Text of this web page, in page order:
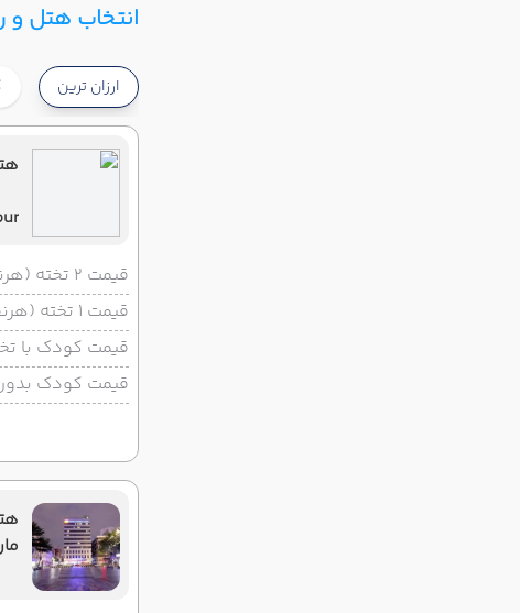
انتخاب هتل و
ارزان ترین
قیمت 2 تخته (هرنفر)
قیمت 1 تخته (هرنفر)
قیمت کودک با
قیمت کودک